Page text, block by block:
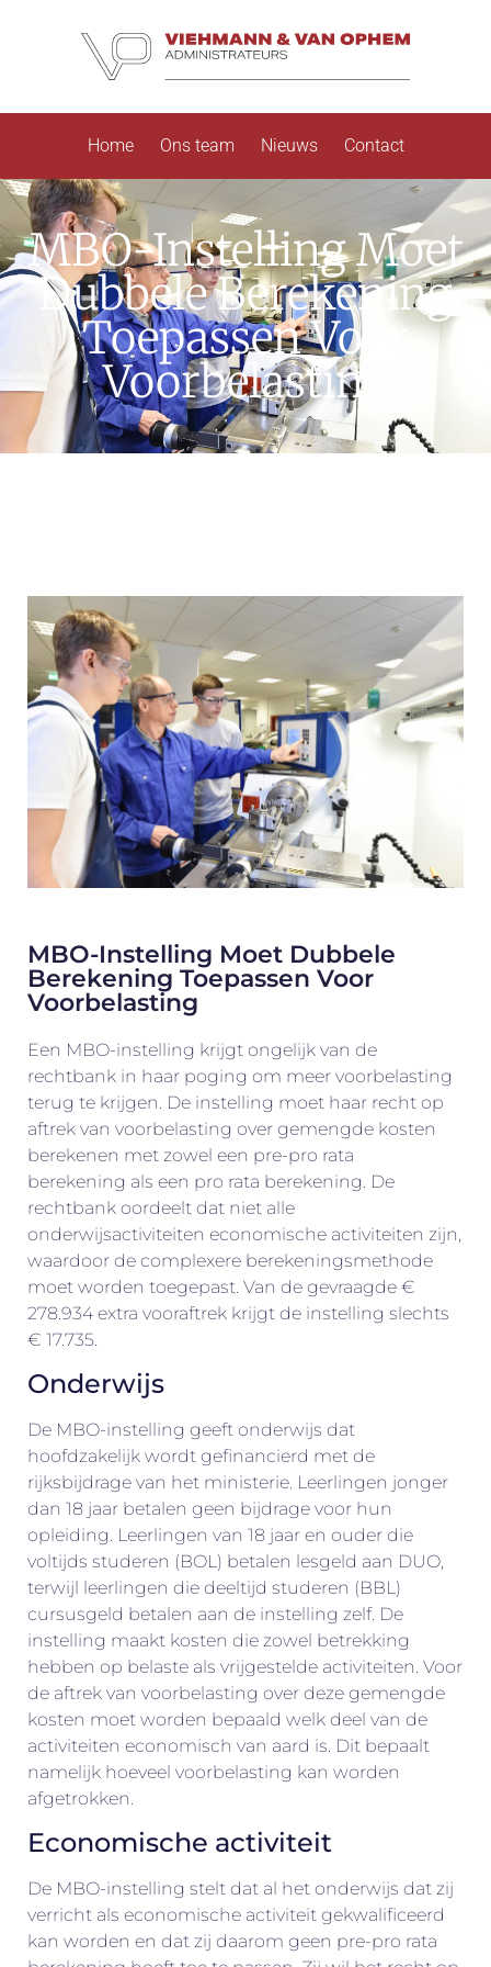
Home Ons team Nieuws Contact
MBO-Instelling Moet
Dubbele Berekening
Toepassen Voor
Voorbelasting
MBO-Instelling Moet Dubbele
Berekening Toepassen Voor
Voorbelasting
Een MBO-instelling krijgt ongelijk van de
rechtbank in haar poging om meer voorbelasting
terug te krijgen. De instelling moet haar recht op
aftrek van voorbelasting over gemengde kosten
berekenen met zowel een pre-pro rata
berekening als een pro rata berekening. De
rechtbank oordeelt dat niet alle
onderwijsactiviteiten economische activiteiten zijn,
waardoor de complexere berekeningsmethode
moet worden toegepast. Van de gevraagde €
278.934 extra vooraftrek krijgt de instelling slechts
€ 17.735.
Onderwijs
De MBO-instelling geeft onderwijs dat
hoofdzakelijk wordt gefinancierd met de
rijksbijdrage van het ministerie. Leerlingen jonger
dan 18 jaar betalen geen bijdrage voor hun
opleiding. Leerlingen van 18 jaar en ouder die
voltijds studeren (BOL) betalen lesgeld aan DUO,
terwijl leerlingen die deeltijd studeren (BBL)
cursusgeld betalen aan de instelling zelf. De
instelling maakt kosten die zowel betrekking
hebben op belaste als vrijgestelde activiteiten. Voor
de aftrek van voorbelasting over deze gemengde
kosten moet worden bepaald welk deel van de
activiteiten economisch van aard is. Dit bepaalt
namelijk hoeveel voorbelasting kan worden
afgetrokken.
Economische activiteit
De MBO-instelling stelt dat al het onderwijs dat zij
verricht als economische activiteit gekwalificeerd
kan worden en dat zij daarom geen pre-pro rata